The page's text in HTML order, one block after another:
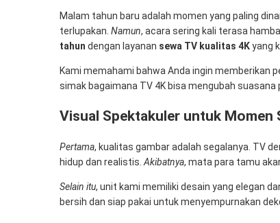
Malam tahun baru adalah momen yang paling
terlupakan. Namun, acara sering kali terasa
tahun dengan layanan sewa TV kualitas 4Kyang
Kami memahami bahwa Anda ingin memberikan
simak bagaimana TV 4K bisa mengubah suasana
Visual Spektakuler untuk Momen
Pertama, kualitas gambar adalah segalanya. TV
hidup dan realistis.Akibatnya, mata para tamu
Selain itu, unit kami memiliki desain yang elegan
bersih dan siap pakai untuk menyempurnakan